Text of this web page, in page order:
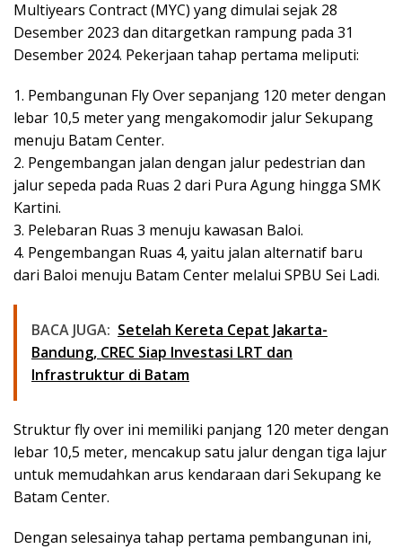
Multiyears Contract (MYC) yang dimulai sejak 28
Desember 2023 dan ditargetkan rampung pada 31
Desember 2024. Pekerjaan tahap pertama meliputi:
1. Pembangunan Fly Over sepanjang 120 meter dengan
lebar 10,5 meter yang mengakomodir jalur Sekupang
menuju Batam Center.
2. Pengembangan jalan dengan jalur pedestrian dan
jalur sepeda pada Ruas 2 dari Pura Agung hingga SMK
Kartini.
3. Pelebaran Ruas 3 menuju kawasan Baloi.
4. Pengembangan Ruas 4, yaitu jalan alternatif baru
dari Baloi menuju Batam Center melalui SPBU Sei Ladi.
BACA JUGA: Setelah Kereta Cepat Jakarta-
Bandung, CREC Siap Investasi LRT dan
Infrastruktur di Batam
Struktur fly over ini memiliki panjang 120 meter dengan
lebar 10,5 meter, mencakup satu jalur dengan tiga lajur
untuk memudahkan arus kendaraan dari Sekupang ke
Batam Center.
Dengan selesainya tahap pertama pembangunan ini,